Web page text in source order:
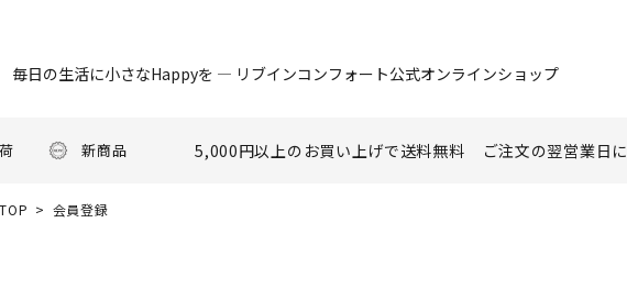
毎日の生活に小さなHappyを ― リブインコンフォート公式オンラインショップ
新商品 5,000円以上のお買い上げで送料無料 ご注文の翌営業日に
会員登録